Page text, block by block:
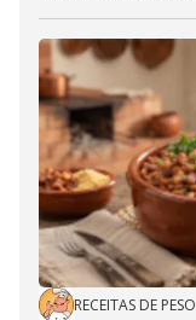
RECEITAS DE PESO